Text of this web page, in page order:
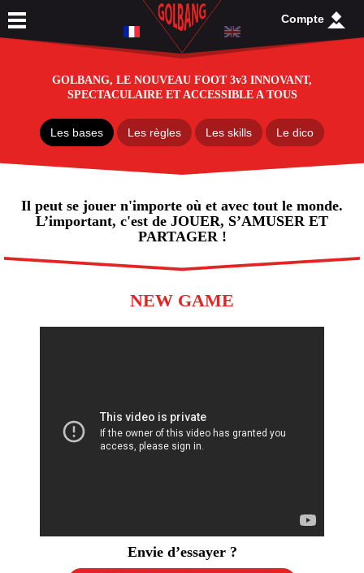
Compte
GOLBANG, LE NOUVEAU FOOT 3v3 INNOVANT,
SPECTACULAIRE ET ACCESSIBLE A TOUS
Les bases Les règles Les skills Le dico
Il peut se jouer n'importe où et avec tout le monde.
L’important, c'est de JOUER, S’AMUSER ET
PARTAGER !
NEW GAME
Envie d’essayer ?